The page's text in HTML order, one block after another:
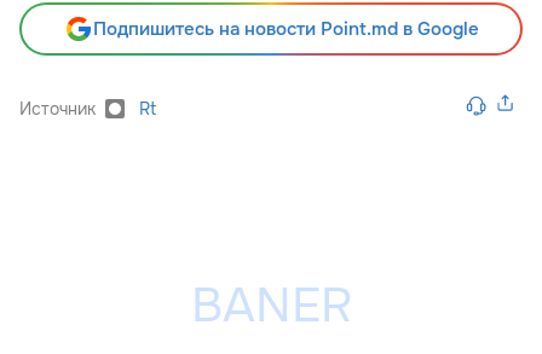
Подпишитесь на новости Point.md в Google
Источник Rt